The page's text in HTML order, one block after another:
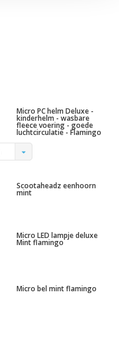
Micro PC helm Deluxe -
kinderhelm - wasbare
fleece voering - goede
luchtcirculatie - Flamingo
Scootaheadz eenhoorn
mint
Micro LED lampje deluxe
Mint flamingo
Micro bel mint flamingo